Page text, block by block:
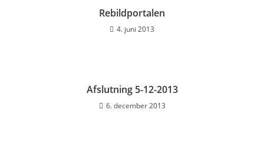
Rebildportalen
4. juni 2013
Afslutning 5-12-2013
6. december 2013